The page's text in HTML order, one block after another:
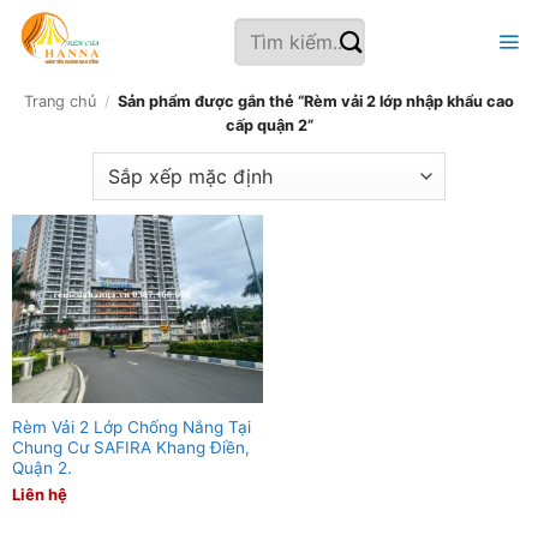
qua
dung
Tìm
kiếm:
Trang chủ / Sản phẩm được gắn thẻ “Rèm vải 2 lớp nhập khẩu cao
cấp quận 2”
Rèm Vải 2 Lớp Chống Nắng Tại
Chung Cư SAFIRA Khang Điền,
Quận 2.
Liên hệ